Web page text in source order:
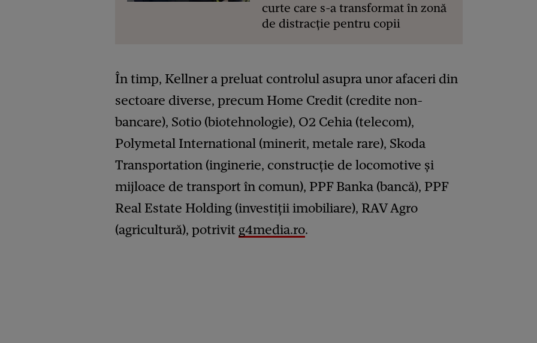
curte care s-a transformat în zonă
de distracție pentru copii
În timp, Kellner a preluat controlul asupra unor afaceri din
sectoare diverse, precum Home Credit (credite non-
bancare), Sotio (biotehnologie), O2 Cehia (telecom),
Polymetal International (minerit, metale rare), Skoda
Transportation (inginerie, construcție de locomotive și
mijloace de transport în comun), PPF Banka (bancă), PPF
Real Estate Holding (investiții imobiliare), RAV Agro
(agricultură), potrivit g4media.ro.